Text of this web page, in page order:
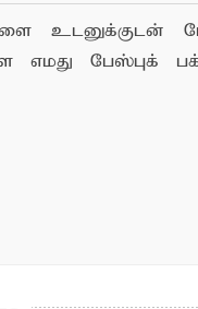
உடனுக்குடன்
எமது பேஸ்புக்